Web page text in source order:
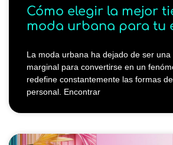
Cómo elegir la mejor
moda urbana para tu
La moda urbana ha dejado de ser una
marginal para convertirse en un
redefine constantemente las formas
personal. Encontrar